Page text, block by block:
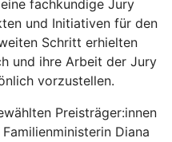
fachkundige Jury
und Initiativen für den
Schritt erhielten
und ihre Arbeit der Jury
vorzustellen.
Preisträger:innen
Diana